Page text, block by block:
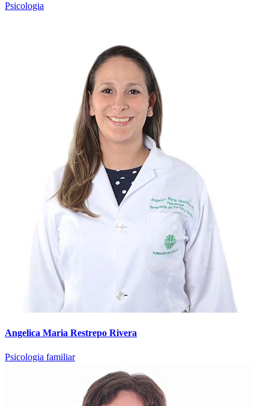
Psicologia
Angelica Maria Restrepo Rivera
Psicologia familiar